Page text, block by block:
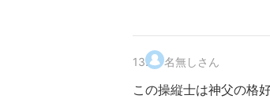
13. 名無しさん
この操縦士は神父の格